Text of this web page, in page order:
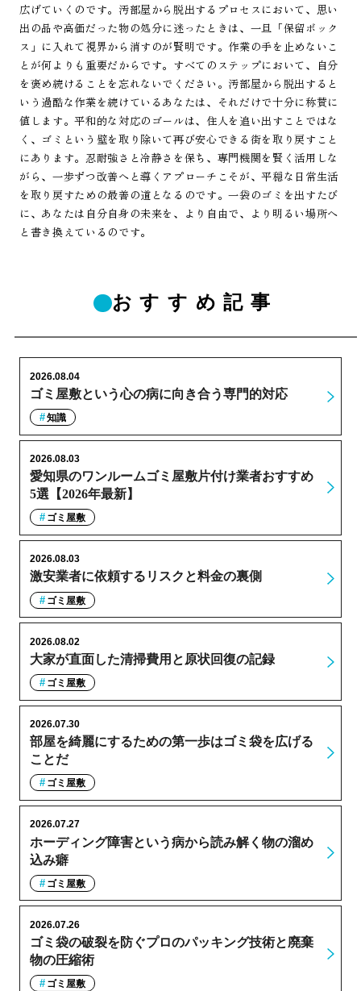
広げていくのです。汚部屋から脱出するプロセスにおいて、思い
出の品や高価だった物の処分に迷ったときは、一旦「保留ボック
ス」に入れて視界から消すのが賢明です。作業の手を止めないこ
とが何よりも重要だからです。すべてのステップにおいて、自分
を褒め続けることを忘れないでください。汚部屋から脱出すると
いう過酷な作業を続けているあなたは、それだけで十分に称賛に
値します。平和的な対応のゴールは、住人を追い出すことではな
く、ゴミという壁を取り除いて再び安心できる街を取り戻すこと
にあります。忍耐強さと冷静さを保ち、専門機関を賢く活用しな
がら、一歩ずつ改善へと導くアプローチこそが、平穏な日常生活
を取り戻すための最善の道となるのです。一袋のゴミを出すたび
に、あなたは自分自身の未来を、より自由で、より明るい場所へ
と書き換えているのです。
おすすめ記事
ゴミ屋敷という心の病に向き合う専門的対応
2026.08.04
知識
愛知県のワンルームゴミ屋敷片付け業者おすすめ
5選【2026年最新】
2026.08.03
ゴミ屋敷
激安業者に依頼するリスクと料金の裏側
2026.08.03
ゴミ屋敷
大家が直面した清掃費用と原状回復の記録
2026.08.02
ゴミ屋敷
部屋を綺麗にするための第一歩はゴミ袋を広げる
ことだ
2026.07.30
ゴミ屋敷
ホーディング障害という病から読み解く物の溜め
込み癖
2026.07.27
ゴミ屋敷
ゴミ袋の破裂を防ぐプロのパッキング技術と廃棄
物の圧縮術
2026.07.26
ゴミ屋敷